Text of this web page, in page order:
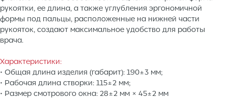
рукоятки, ее длина, а также углубления эргономичной
формы под пальцы, расположенные на нижней части
рукояток, создают максимальное удобство для работы
врача.
Характеристики:
• Общая длина изделия (габарит): 190±3 мм;
• Рабочая длина створки: 115±2 мм;
• Размер смотрового окна: 28±2 мм × 45±2 мм